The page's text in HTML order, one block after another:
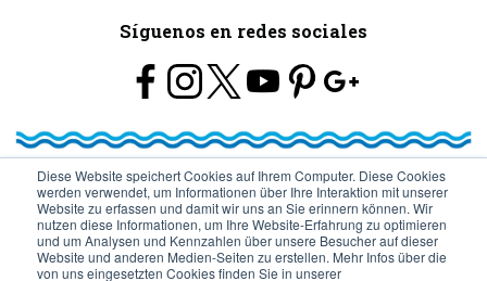
Diese Website speichert Cookies auf Ihrem Computer. Diese Cookies
werden verwendet, um Informationen über Ihre Interaktion mit unserer
Website zu erfassen und damit wir uns an Sie erinnern können. Wir
nutzen diese Informationen, um Ihre Website-Erfahrung zu optimieren
und um Analysen und Kennzahlen über unsere Besucher auf dieser
Website und anderen Medien-Seiten zu erstellen. Mehr Infos über die
von uns eingesetzten Cookies finden Sie in unserer
Síguenos en redes sociales
© Turismo y Planificación Costa del Sol S.L.U. Todos los Derechos
Reservados